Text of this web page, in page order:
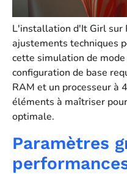
L'installation d'It Girl sur
ajustements techniques
cette simulation de
configuration de base
RAM et un processeur à
éléments à maîtriser
optimale.
Paramètres